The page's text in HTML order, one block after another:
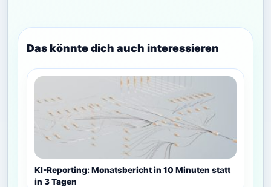
Das könnte dich auch interessieren
KI-Reporting: Monatsbericht in 10 Minuten statt
in 3 Tagen